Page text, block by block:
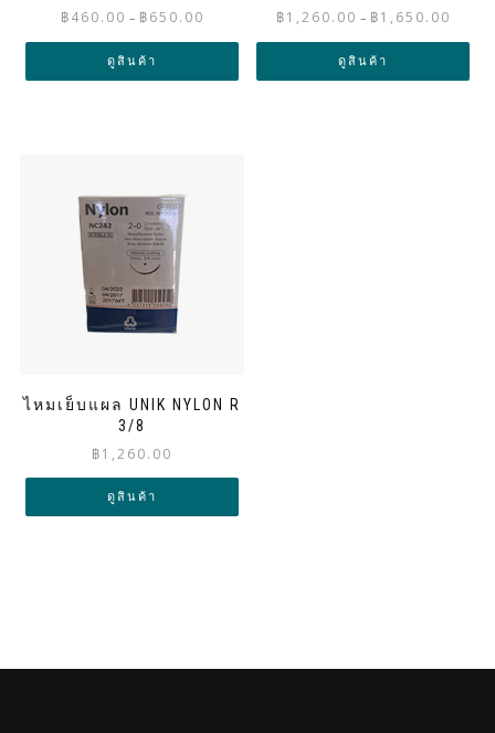
฿460.00 – ฿650.00
through
ดูสินค้า
฿1,260.00 – ฿1,650.00
ดูสินค้า
ไหมเย็บแผล UNIK NYLON R
3/8
฿1,260.00
ดูสินค้า